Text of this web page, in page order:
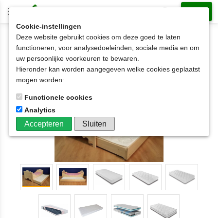
1-persoonsbedden met slaaplade
1 persoonsbed met onderschuifbed
1-persoonsbed Emma met onderbed
80x180t/m90x220cm
Cookie-instellingen
Deze website gebruikt cookies om deze goed te laten
functioneren, voor analysedoeleinden, sociale media en om
uw persoonlijke voorkeuren te bewaren.
Hieronder kan worden aangegeven welke cookies geplaatst
mogen worden:
Functionele cookies
Analytics
Accepteren Sluiten